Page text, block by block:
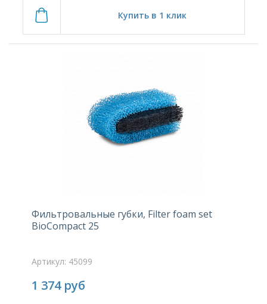
Купить в 1 клик
Фильтровальные губки, Filter foam set
BioCompact 25
Артикул: 45099
1 374 руб